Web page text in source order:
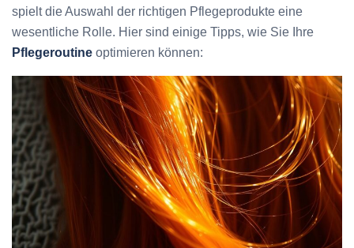
spielt die Auswahl der richtigen Pflegeprodukte eine
wesentliche Rolle. Hier sind einige Tipps, wie Sie Ihre
Pflegeroutine optimieren können: